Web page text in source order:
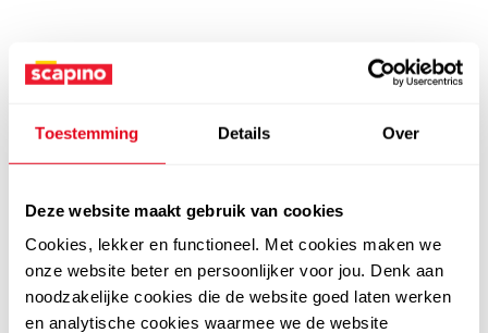
Toestemming Details Over
Deze website maakt gebruik van cookies
Cookies, lekker en functioneel. Met cookies maken we
onze website beter en persoonlijker voor jou. Denk aan
noodzakelijke cookies die de website goed laten werken
en analytische cookies waarmee we de website